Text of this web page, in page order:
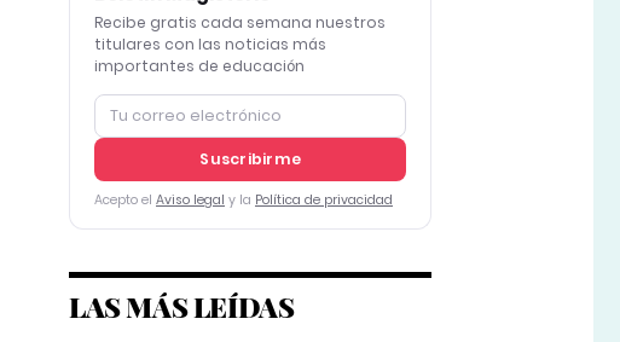
Recibe gratis cada semana nuestros
titulares con las noticias más
importantes de educación
Suscribirme
Acepto el Aviso legal y la Política de privacidad
LAS MÁS LEÍDAS